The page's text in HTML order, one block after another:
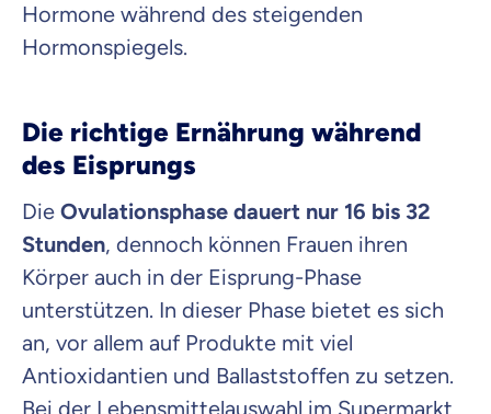
Hormone während des steigenden
Hormonspiegels.
Die richtige Ernährung während
des Eisprungs
Die Ovulationsphase dauert nur 16 bis 32
Stunden, dennoch können Frauen ihren
Körper auch in der Eisprung-Phase
unterstützen. In dieser Phase bietet es sich
an, vor allem auf Produkte mit viel
Antioxidantien und Ballaststoffen zu setzen.
Bei der Lebensmittelauswahl im Supermarkt